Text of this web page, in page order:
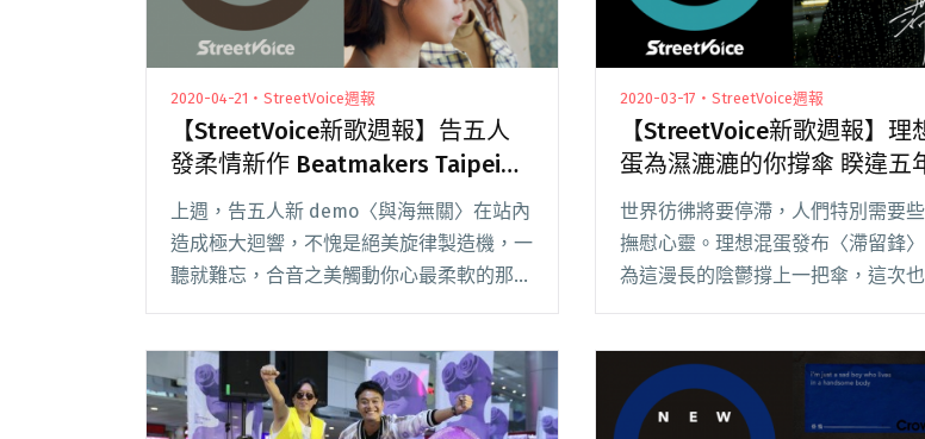
2020-04-21・StreetVoice週報
【StreetVoice新歌週報】告五人
發柔情新作 Beatmakers Taipei大
玩林宥嘉〈少女〉
上週，告五人新 demo〈與海無關〉在站內
造成極大迴響，不愧是絕美旋律製造機，一
聽就難忘，合音之美觸動你心最柔軟的那
唱、雙版本的單曲，〈天真世界的叛徒〉要
告訴你：最閱讀全文 "【StreetVoice新歌週
2020-03-17・StreetVoice週報
【StreetVoice新歌週報】理
蛋為濕漉漉的你撐傘 睽違五
福帶甜嗓回歸
世界彷彿將要停滯，人們特別需要
撫慰心靈。理想混蛋發布〈滯留鋒
為這漫長的陰鬱撐上一把傘，這次也
與失落，同樣引起站友共鳴。 若你
閱讀全文 "【StreetVoice新歌週報